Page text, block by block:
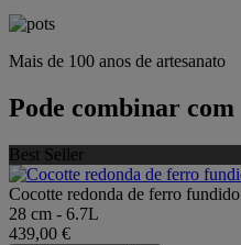
Mais de 100 anos de artesanato
Pode combinar com
Best Seller
Cocotte redonda de ferro fundido
28 cm - 6.7L
439,00 €